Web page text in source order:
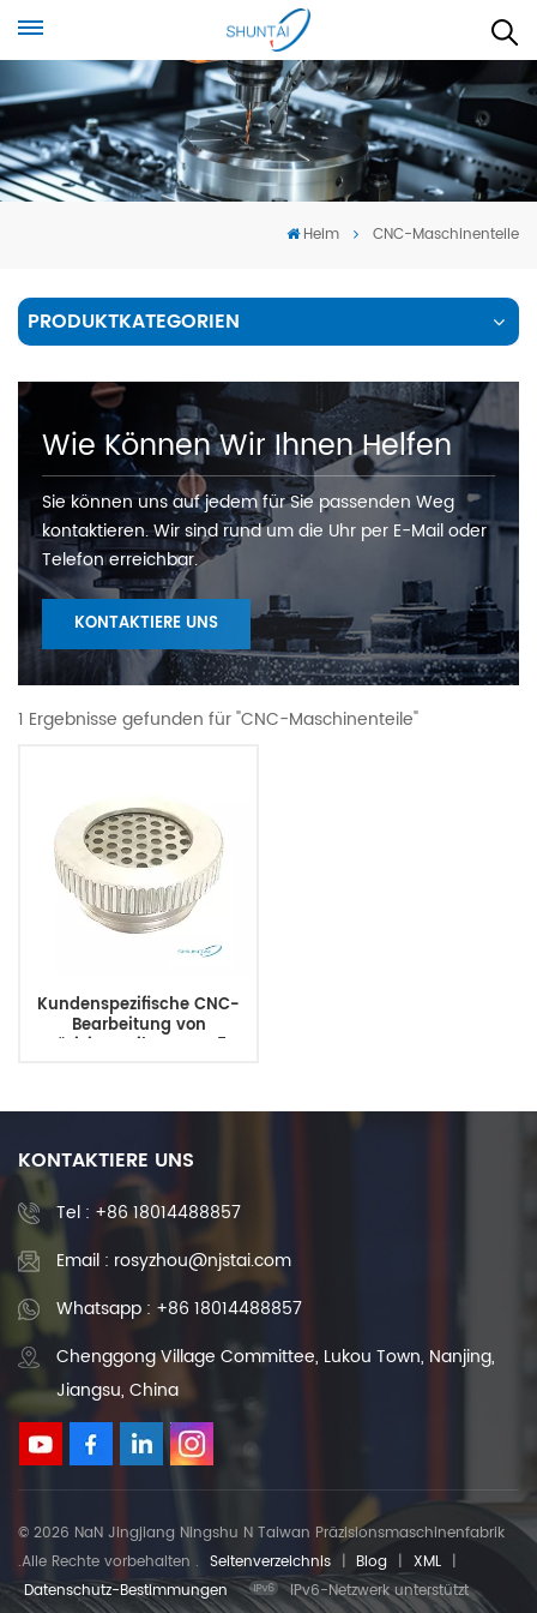
Heim CNC-Maschinenteile
PRODUKTKATEGORIEN
Wie Können Wir Ihnen Helfen
Sie können uns auf jedem für Sie passenden Weg
kontaktieren. Wir sind rund um die Uhr per E-Mail oder
Telefon erreichbar.
KONTAKTIERE UNS
1 Ergebnisse gefunden für "CNC-Maschinenteile"
Kundenspezifische CNC-
Bearbeitung von
Präzisionsteilen CNC-5-
Mikrobearbeitung
Fertigungsdienstleistungen
KONTAKTIERE UNS
Tel : +86 18014488857
Email : rosyzhou@njstai.com
Whatsapp : +86 18014488857
Chenggong Village Committee, Lukou Town, Nanjing,
Jiangsu, China
© 2026 NaN Jingjiang Ningshu N Taiwan Präzisionsmaschinenfabrik
.Alle Rechte vorbehalten . Seitenverzeichnis | Blog | XML |
Datenschutz-Bestimmungen
IPv6-Netzwerk unterstützt